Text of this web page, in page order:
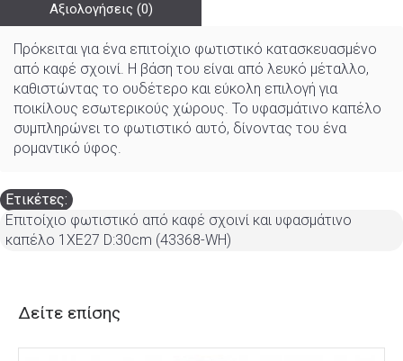
Αξιολογήσεις (0)
Πρόκειται για ένα επιτοίχιο φωτιστικό κατασκευασμένο
από καφέ σχοινί. Η βάση του είναι από λευκό μέταλλο,
καθιστώντας το ουδέτερο και εύκολη επιλογή για
ποικίλους εσωτερικούς χώρους. Το υφασμάτινο καπέλο
συμπληρώνει το φωτιστικό αυτό, δίνοντας του ένα
ρομαντικό ύφος.
Ετικέτες:
Επιτοίχιο φωτιστικό από καφέ σχοινί και υφασμάτινο
καπέλο 1XE27 D:30cm (43368-WH)
Δείτε επίσης